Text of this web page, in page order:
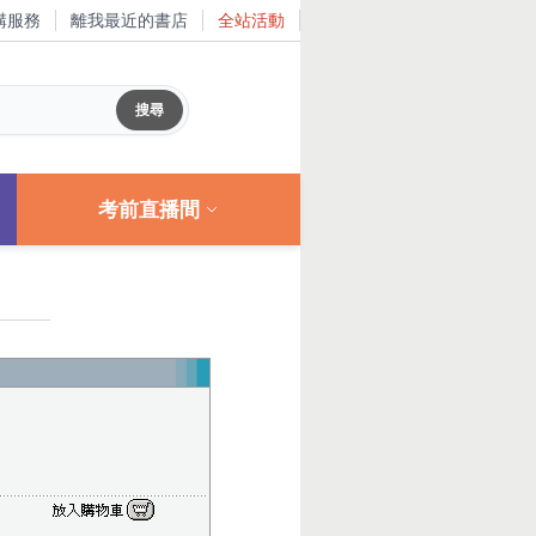
服務 離我最近的書店 全站活動
考前直播間